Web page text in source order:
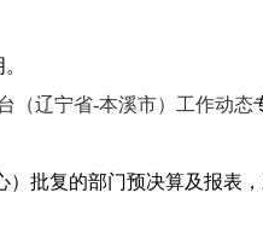
（辽宁省-本溪市）工作动态
批复的部门预决算及报表